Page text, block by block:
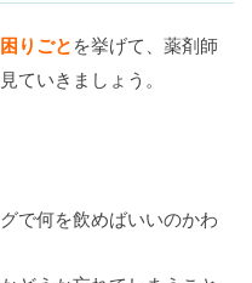
困りごとを挙げて、薬剤師
ていきましょう。
で何を飲めばいいのかわ